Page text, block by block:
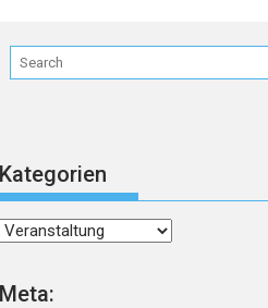
Kategorien
Kategorien
Meta: